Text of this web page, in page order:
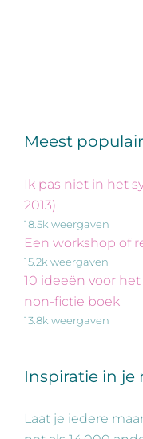
Meest
Ik pas niet in het
2013)
18.5k weergaven
Een workshop of
15.2k weergaven
10 ideeën voor
non-fictie boek
13.8k weergaven
Inspiratie in je
Laat je iedere